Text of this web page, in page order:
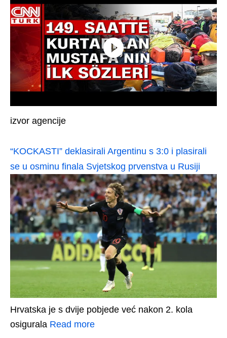
izvor agencije
“KOCKASTI” deklasirali Argentinu s 3:0 i plasirali
se u osminu finala Svjetskog prvenstva u Rusiji
Hrvatska je s dvije pobjede već nakon 2. kola
osigurala Read more